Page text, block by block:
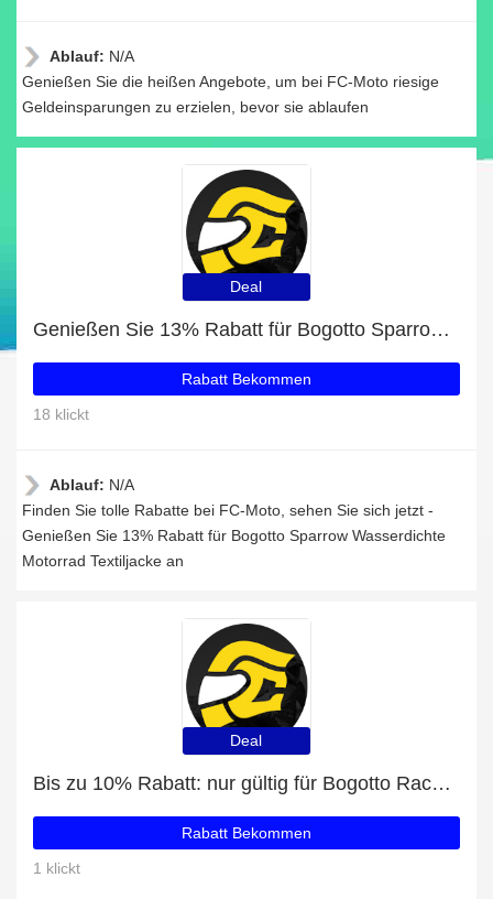
Ablauf: N/A
Genießen Sie die heißen Angebote, um bei FC-Moto riesige
Geldeinsparungen zu erzielen, bevor sie ablaufen
Deal
Genießen Sie 13% Rabatt für Bogotto Sparrow Wasserdichte Motorrad Textiljacke
Rabatt Bekommen
18 klickt
Ablauf: N/A
Finden Sie tolle Rabatte bei FC-Moto, sehen Sie sich jetzt -
Genießen Sie 13% Rabatt für Bogotto Sparrow Wasserdichte
Motorrad Textiljacke an
Deal
Bis zu 10% Rabatt: nur gültig für Bogotto Race-X Motorrad Stiefel
Rabatt Bekommen
1 klickt